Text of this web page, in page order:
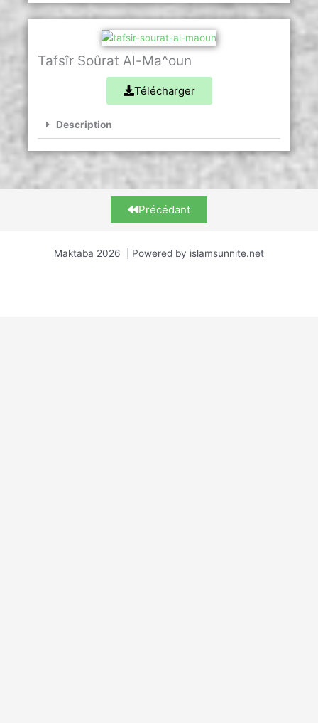
Tafsîr Soûrat Al-Ma^oun
Télécharger
Description
Précédant
Maktaba 2026 | Powered by islamsunnite.net